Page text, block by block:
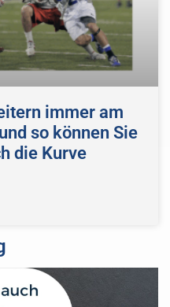
immer am
so können Sie
die Kurve